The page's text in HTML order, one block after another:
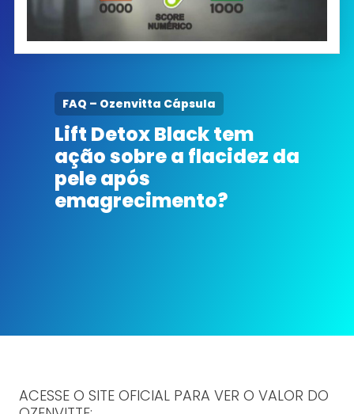
FAQ – Ozenvitta Cápsula
Lift Detox Black tem
ação sobre a flacidez da
pele após
emagrecimento?
ACESSE O SITE OFICIAL PARA VER O VALOR DO